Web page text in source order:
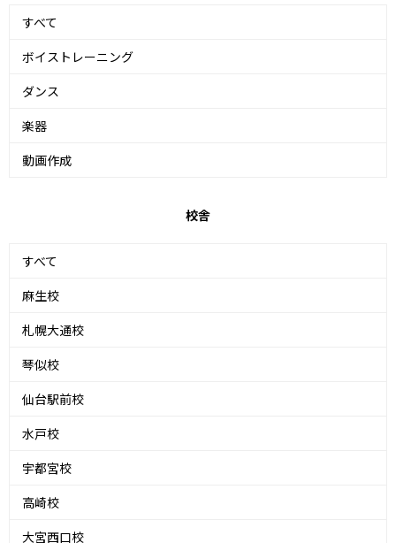
すべて
ボイストレーニング
ダンス
楽器
動画作成
校舎
すべて
麻生校
札幌大通校
琴似校
仙台駅前校
水戸校
宇都宮校
高崎校
大宮西口校